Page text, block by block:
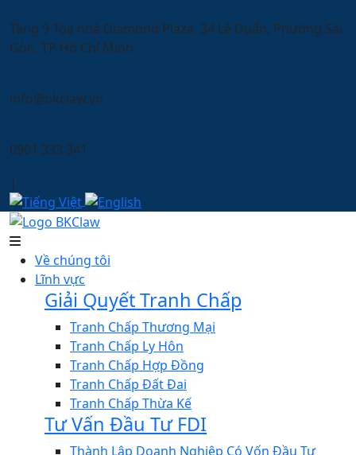
Tầng 9 Tòa nhà Diamond Plaza, 34 Lê Duẩn, Phường Sài
Gòn, TP Hồ Chí Minh
info@bkclaw.vn
0901 333 341
|
Về chúng tôi
Lĩnh vực
Giải Quyết Tranh Chấp
Tranh Chấp Thương Mại
Tranh Chấp Ly Hôn
Tranh Chấp Hợp Đồng
Tranh Chấp Đất Đai
Tranh Chấp Thừa Kế
Tư Vấn Đầu Tư FDI
Thành Lập Doanh Nghiệp Có Vốn Đầu Tư